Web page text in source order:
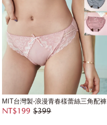
MIT台灣製-浪漫青春樣蕾絲三角配褲
NT$199 $399